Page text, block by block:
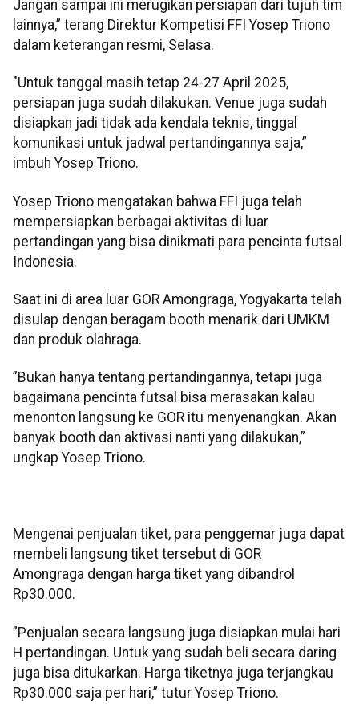
Jangan sampai ini merugikan persiapan dari tujuh tim
lainnya,” terang Direktur Kompetisi FFI Yosep Triono
dalam keterangan resmi, Selasa.
"Untuk tanggal masih tetap 24-27 April 2025,
persiapan juga sudah dilakukan. Venue juga sudah
disiapkan jadi tidak ada kendala teknis, tinggal
komunikasi untuk jadwal pertandingannya saja,”
imbuh Yosep Triono.
Yosep Triono mengatakan bahwa FFI juga telah
mempersiapkan berbagai aktivitas di luar
pertandingan yang bisa dinikmati para pencinta futsal
Indonesia.
Saat ini di area luar GOR Amongraga, Yogyakarta telah
disulap dengan beragam booth menarik dari UMKM
dan produk olahraga.
”Bukan hanya tentang pertandingannya, tetapi juga
bagaimana pencinta futsal bisa merasakan kalau
menonton langsung ke GOR itu menyenangkan. Akan
banyak booth dan aktivasi nanti yang dilakukan,”
ungkap Yosep Triono.
Mengenai penjualan tiket, para penggemar juga dapat
membeli langsung tiket tersebut di GOR
Amongraga dengan harga tiket yang dibandrol
Rp30.000.
”Penjualan secara langsung juga disiapkan mulai hari
H pertandingan. Untuk yang sudah beli secara daring
juga bisa ditukarkan. Harga tiketnya juga terjangkau
Rp30.000 saja per hari,” tutur Yosep Triono.